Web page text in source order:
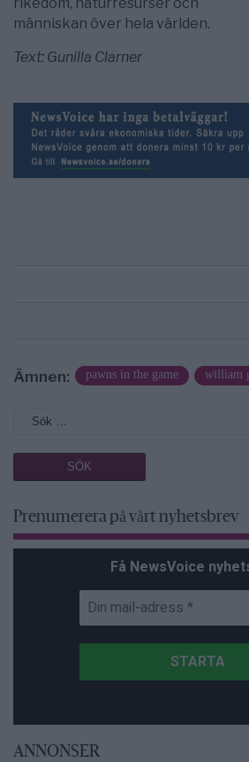
människan över hela världen.
Text: Gunilla Clarner
Ämnen: pawns in the game william
Prenumerera på vårt nyhetsbrev
Få NewsVoice
ANNONSER